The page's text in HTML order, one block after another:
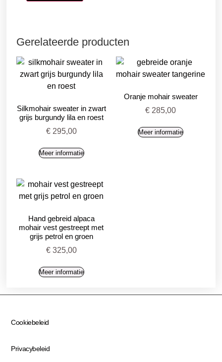
Gerelateerde producten
Silkmohair sweater in zwart
grijs burgundy lila en roest
€295,00
Meer informatie
Oranje mohair sweater
€ 285,00
Meer informatie
Hand gebreid alpaca
mohair vest gestreept met
grijs petrol en groen
€325,00
Meer informatie
Cookiebeleid
Privacybeleid